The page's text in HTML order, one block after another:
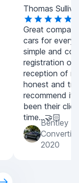
Thomas
Great
cars for every
simple and
registration of
reception of
honest and
recommend it
been their
time...🤝🏻
Bentley
2020